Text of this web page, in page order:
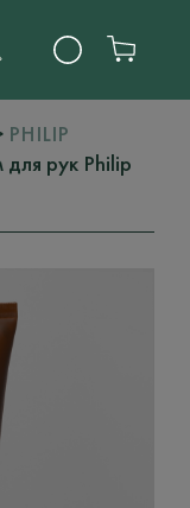
PHILIP
рук Philip